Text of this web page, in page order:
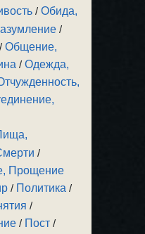
/Обида,
/
/Общение,
/Одежда,
/
Прощение
/ Политика /
/
/ Пост /